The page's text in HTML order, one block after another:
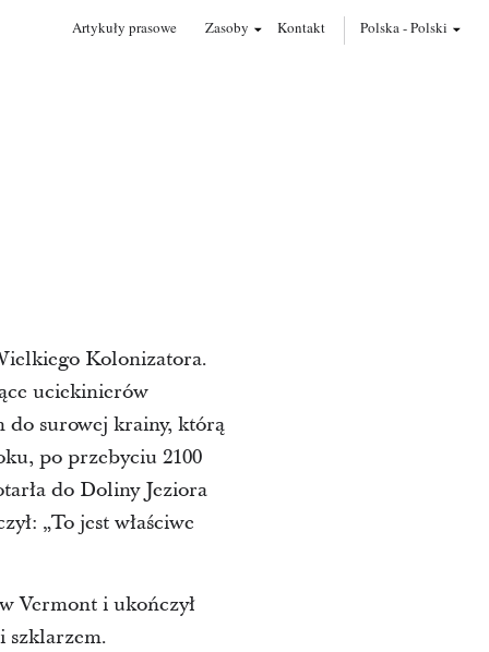
Artykuły prasowe Zasoby Kontakt Polska-Polski
Kolonizatora.
uciekinierów
do surowej krainy, którą
po przebyciu 2100
do Doliny Jeziora
„To jest właściwe
Vermont i ukończył
szklarzem.